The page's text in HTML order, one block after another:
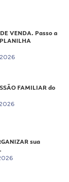
VENDA. Passo a
FAMILIAR do
sua